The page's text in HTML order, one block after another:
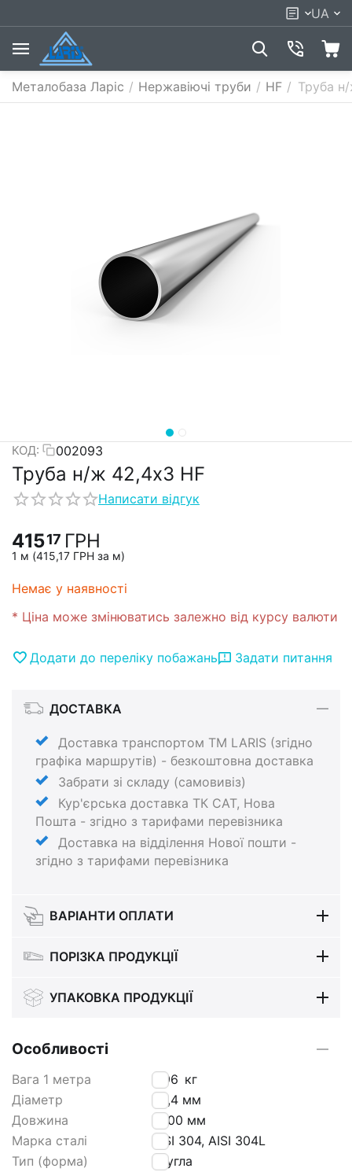
UA
Металобаза Ларіс / Нержавіючі труби / HF / Труба
КОД: 002093
Труба н/ж 42,4х3 HF
Написати відгук
41517 ГРН
1 м (415,17 ГРН за м)
Немає у наявності
* Ціна може змінюватись залежно від курсу валюти
Додати до переліку побажань Задати питання
ДОСТАВКА
Доставка транспортом ТМ LARIS (згідно
графіка маршрутів) - безкоштовна доставка
Забрати зі складу (самовивіз)
Кур'єрська доставка ТК САТ, Нова
Пошта - згідно з тарифами перевізника
Доставка на відділення Нової пошти -
згідно з тарифами перевізника
ВАРІАНТИ ОПЛАТИ
ПОРІЗКА ПРОДУКЦІЇ
УПАКОВКА ПРОДУКЦІЇ
Особливості
Вага 1 метра 2,96 кг
Діаметр
42,4 мм
Довжина
6000 мм
Марка сталі
AISI 304, AISI 304L
Тип (форма)
кругла